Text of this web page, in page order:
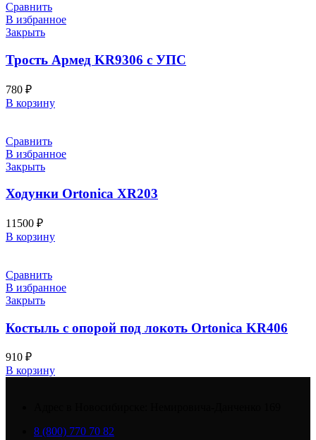
Сравнить
В избранное
Закрыть
Трость Армед KR9306 с УПС
780 ₽
В корзину
Сравнить
В избранное
Закрыть
Ходунки Ortonica XR203
11500 ₽
В корзину
Сравнить
В избранное
Закрыть
Костыль с опорой под локоть Ortonica KR406
910 ₽
В корзину
8 (800) 770 70 82